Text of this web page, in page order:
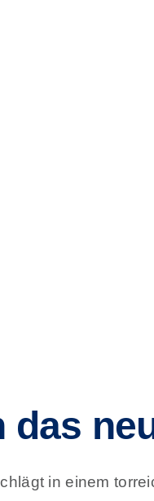
das
in einem